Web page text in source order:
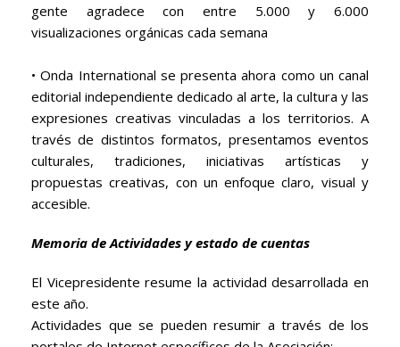
gente agradece con entre 5.000 y 6.000
visualizaciones orgánicas cada semana
• Onda International se presenta ahora como un canal
editorial independiente dedicado al arte, la cultura y las
expresiones creativas vinculadas a los territorios. A
través de distintos formatos, presentamos eventos
culturales, tradiciones, iniciativas artísticas y
propuestas creativas, con un enfoque claro, visual y
accesible.
Memoria de Actividades y estado de cuentas
El Vicepresidente resume la actividad desarrollada en
este año.
Actividades que se pueden resumir a través de los